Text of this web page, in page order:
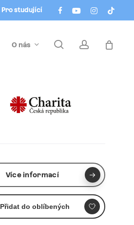
facebookyoutubeinstagram
tiktok
Pro studující
O nás searchaccount
Více informací
Přidat do oblíbených
Menu